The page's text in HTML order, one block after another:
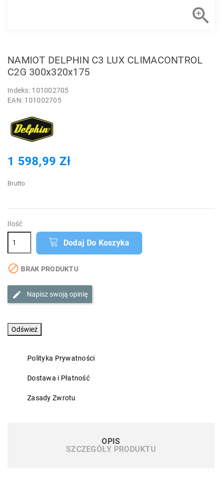

NAMIOT DELPHIN C3 LUX CLIMACONTROL
C2G 300x320x175
Indeks: 101002705
EAN: 101002705
1 598,99 Zł
Brutto
Ilość
Dodaj Do Koszyka
 BRAK PRODUKTU
Napisz swoją opinię
Polityka Prywatności
Dostawa i Płatność
Zasady Zwrotu
OPIS
SZCZEGÓŁY PRODUKTU